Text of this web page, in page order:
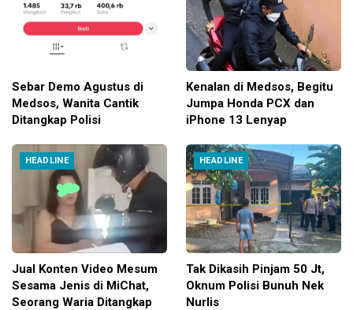
Sebar Demo Agustus di
Medsos, Wanita Cantik
Ditangkap Polisi
Kenalan di Medsos, Begitu
Jumpa Honda PCX dan
iPhone 13 Lenyap
HEADLINE
Jual Konten Video Mesum
Sesama Jenis di MiChat,
Seorang Waria Ditangkap
HEADLINE
Tak Dikasih Pinjam 50 Jt,
Oknum Polisi Bunuh Nek
Nurlis